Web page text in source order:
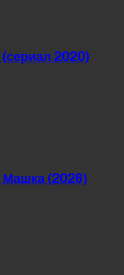
2020)
Машка (2026)